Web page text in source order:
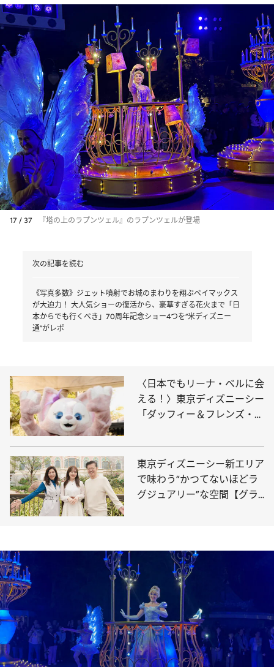
17 / 37 『塔の上のラプンツェル』のラプンツェルが登場
次の記事を読む
《写真多数》ジェット噴射でお城のまわりを翔ぶベイマックス
が大迫力！ 大人気ショーの復活から、豪華すぎる花火まで「日
本からでも行くべき」70周年記念ショー4つを“米ディズニー
通”がレポ
〈日本でもリーナ・ベルに会
える！〉東京ディズニーシー
「ダッフィー＆フレンズ・ワ
の“キャラクターグリーティ
ング”
東京ディズニーシー新エリア
で味わう“かつてないほどラ
グジュアリー”な空間【グラ